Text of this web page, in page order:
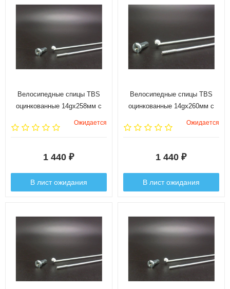
Велосипедные спицы TBS
оцинкованные 14gx258мм с
Ожидается
1 440 ₽
В лист ожидания
Велосипедные спицы TBS
оцинкованные 14gx260мм с
Ожидается
1 440 ₽
В лист ожидания